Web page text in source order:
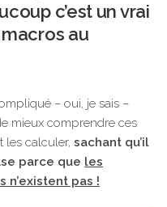
c’est un vrai
au
– oui, je sais –
mieux comprendre ces
les calculer, sachant qu’il
parce que les
n’existent pas !